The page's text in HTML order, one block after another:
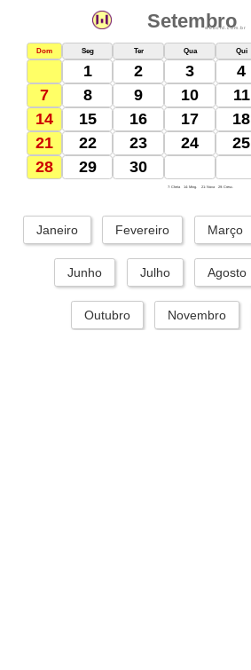
Setembro
webcid.com.br
Dom Seg Ter Qua Qui
1 2 3 4
7
8 9 10 11
14
15 16 17 18
21
22 23 24 25
28
29 30
7: Cheia 14: Ming. 21: Nova 29: Cresc.
Janeiro Fevereiro Março
Junho Julho Agosto
Outubro Novembro